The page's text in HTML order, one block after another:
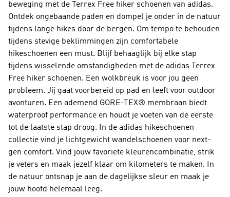
beweging met de Terrex Free hiker schoenen van adidas.
Ontdek ongebaande paden en dompel je onder in de natuur
tijdens lange hikes door de bergen. Om tempo te behouden
tijdens stevige beklimmingen zijn comfortabele
hikeschoenen een must. Blijf behaaglijk bij elke stap
tijdens wisselende omstandigheden met de adidas Terrex
Free hiker schoenen. Een wolkbreuk is voor jou geen
probleem. Jij gaat voorbereid op pad en leeft voor outdoor
avonturen. Een ademend GORE-TEX® membraan biedt
waterproof performance en houdt je voeten van de eerste
tot de laatste stap droog. In de adidas hikeschoenen
collectie vind je lichtgewicht wandelschoenen voor next-
gen comfort. Vind jouw favoriete kleurencombinatie, strik
je veters en maak jezelf klaar om kilometers te maken. In
de natuur ontsnap je aan de dagelijkse sleur en maak je
jouw hoofd helemaal leeg.